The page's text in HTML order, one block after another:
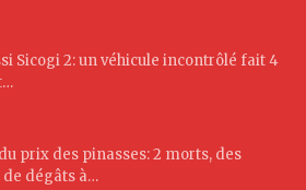
Sicogi 2: un véhicule incontrôlé fait 4
prix des pinasses: 2 morts, des
dégâts à…